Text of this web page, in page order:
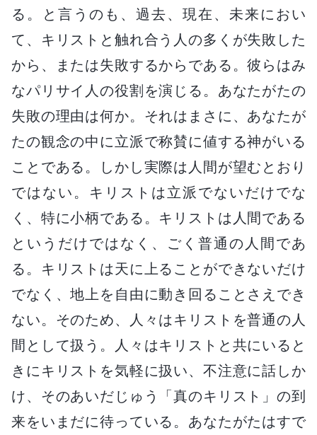
る。と言うのも、過去、現在、未来におい
て、キリストと触れ合う人の多くが失敗した
から、または失敗するからである。彼らはみ
なパリサイ人の役割を演じる。あなたがたの
失敗の理由は何か。それはまさに、あなたが
たの観念の中に立派で称賛に値する神がいる
ことである。しかし実際は人間が望むとおり
ではない。キリストは立派でないだけでな
く、特に小柄である。キリストは人間である
というだけではなく、ごく普通の人間であ
る。キリストは天に上ることができないだけ
でなく、地上を自由に動き回ることさえでき
ない。そのため、人々はキリストを普通の人
間として扱う。人々はキリストと共にいると
きにキリストを気軽に扱い、不注意に話しか
け、そのあいだじゅう「真のキリスト」の到
来をいまだに待っている。あなたがたはすで